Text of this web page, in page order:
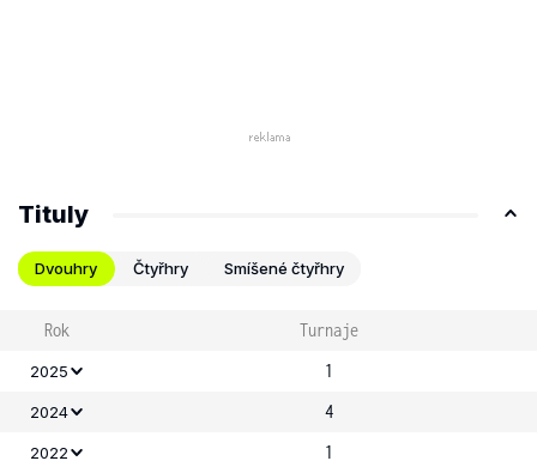
Tituly
Dvouhry Čtyřhry Smíšené čtyřhry
Rok Turnaje
2025 1
2024 4
2022 1